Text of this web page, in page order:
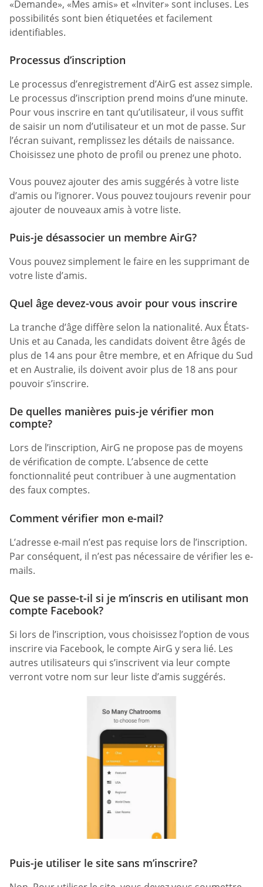
«Demande», «Mes amis» et «Inviter» sont incluses. Les
possibilités sont bien étiquetées et facilement
identifiables.
Processus d’inscription
Le processus d’enregistrement d’AirG est assez simple.
Le processus d’inscription prend moins d’une minute.
Pour vous inscrire en tant qu’utilisateur, il vous suffit
de saisir un nom d’utilisateur et un mot de passe. Sur
l’écran suivant, remplissez les détails de naissance.
Choisissez une photo de profil ou prenez une photo.
Vous pouvez ajouter des amis suggérés à votre liste
d’amis ou l’ignorer. Vous pouvez toujours revenir pour
ajouter de nouveaux amis à votre liste.
Puis-je désassocier un membre AirG?
Vous pouvez simplement le faire en les supprimant de
votre liste d’amis.
Quel âge devez-vous avoir pour vous inscrire
La tranche d’âge diffère selon la nationalité. Aux États-
Unis et au Canada, les candidats doivent être âgés de
plus de 14 ans pour être membre, et en Afrique du Sud
et en Australie, ils doivent avoir plus de 18 ans pour
pouvoir s’inscrire.
De quelles manières puis-je vérifier mon
compte?
Lors de l’inscription, AirG ne propose pas de moyens
de vérification de compte. L’absence de cette
fonctionnalité peut contribuer à une augmentation
des faux comptes.
Comment vérifier mon e-mail?
L’adresse e-mail n’est pas requise lors de l’inscription.
Par conséquent, il n’est pas nécessaire de vérifier les e-
mails.
Que se passe-t-il si je m’inscris en utilisant mon
compte Facebook?
Si lors de l’inscription, vous choisissez l’option de vous
inscrire via Facebook, le compte AirG y sera lié. Les
autres utilisateurs qui s’inscrivent via leur compte
verront votre nom sur leur liste d’amis suggérés.
Puis-je utiliser le site sans m’inscrire?